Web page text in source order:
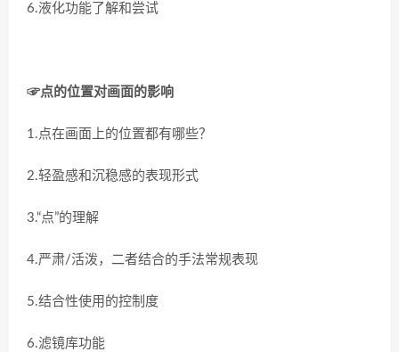
6.液化功能了解和尝试
☞点的位置对画面的影响
1.点在画面上的位置都有哪些？
2.轻盈感和沉稳感的表现形式
3.“点”的理解
4.严肃/活泼，二者结合的手法常规表现
5.结合性使用的控制度
6.滤镜库功能